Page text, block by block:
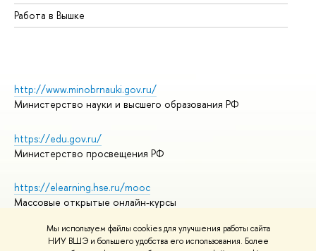
Мы используем файлы cookies для улучшения работы сайта
НИУ ВШЭ и большего удобства его использования. Более
Работа в Вышке
http://www.minobrnauki.gov.ru/
Министерство науки и высшего образования РФ
https://edu.gov.ru/
Министерство просвещения РФ
https://elearning.hse.ru/mooc
Массовые открытые онлайн-курсы